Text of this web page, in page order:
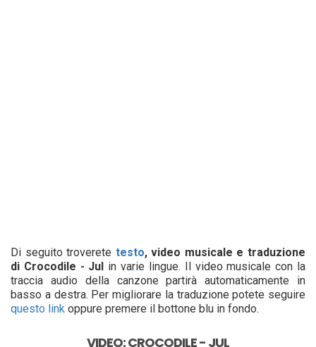
Di seguito troverete testo, video musicale e traduzione
di Crocodile - Jul in varie lingue. Il video musicale con la
traccia audio della canzone partirà automaticamente in
basso a destra. Per migliorare la traduzione potete seguire
questo link oppure premere il bottone blu in fondo.
VIDEO: CROCODILE - JUL